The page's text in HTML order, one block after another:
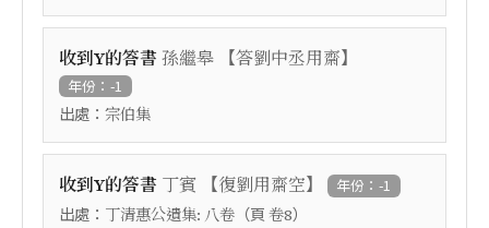
收到Y的答書 孫繼皋 【答劉中丞用齋】
年份：-1
出處： 宗伯集
收到Y的答書 丁賓 【復劉用齋空】 年份：-1
出處： 丁清惠公遺集: 八卷 （頁 卷8）